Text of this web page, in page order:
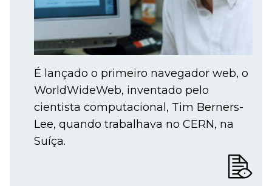
É lançado o primeiro navegador web, o
WorldWideWeb, inventado pelo
cientista computacional, Tim Berners-
Lee, quando trabalhava no CERN, na
Suíça.